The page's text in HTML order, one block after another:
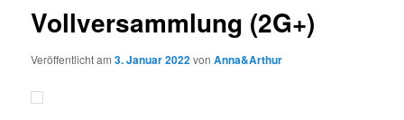
Vollversammlung (2G+)
Veröffentlicht am3. Januar 2022vonAnna&Arthur